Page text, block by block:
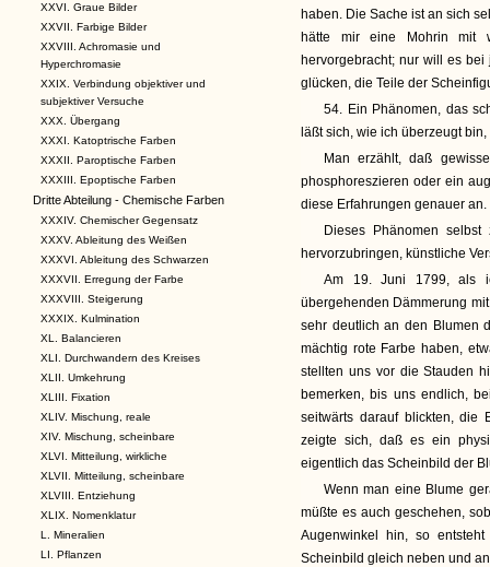
XXVI. Graue Bilder
XXVII. Farbige Bilder
XXVIII. Achromasie und
Hyperchromasie
XXIX. Verbindung objektiver und
subjektiver Versuche
XXX. Übergang
XXXI. Katoptrische Farben
XXXII. Paroptische Farben
XXXIII. Epoptische Farben
Dritte Abteilung - Chemische Farben
XXXIV. Chemischer Gegensatz
XXXV. Ableitung des Weißen
XXXVI. Ableitung des Schwarzen
XXXVII. Erregung der Farbe
XXXVIII. Steigerung
XXXIX. Kulmination
XL. Balancieren
XLI. Durchwandern des Kreises
XLII. Umkehrung
XLIII. Fixation
XLIV. Mischung, reale
XIV. Mischung, scheinbare
XLVI. Mitteilung, wirkliche
XLVII. Mitteilung, scheinbare
XLVIII. Entziehung
XLIX. Nomenklatur
L. Mineralien
LI. Pflanzen
haben. Die Sache ist an sich
hätte mir eine Mohrin mit
hervorgebracht; nur will es
glücken, die Teile der
54. Ein Phänomen, das
läßt sich, wie ich überzeugt
Man erzählt, daß
phosphoreszieren oder ein
diese Erfahrungen genauer an.
Dieses Phänomen
hervorzubringen, künstliche
Am 19. Juni 1799, als
übergehenden Dämmerung
sehr deutlich an den Blumen
mächtig rote Farbe haben,
stellten uns vor die Stauden
bemerken, bis uns endlich,
seitwärts darauf blickten, die
zeigte sich, daß es ein
eigentlich das Scheinbild der
Wenn man eine Blume
müßte es auch geschehen,
Augenwinkel hin, so
Scheinbild gleich neben und